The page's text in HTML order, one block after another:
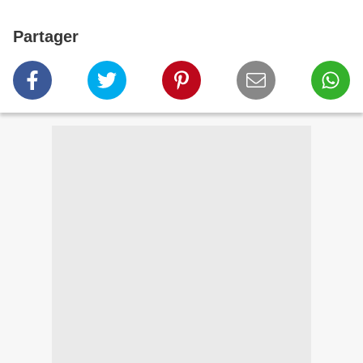
Partager